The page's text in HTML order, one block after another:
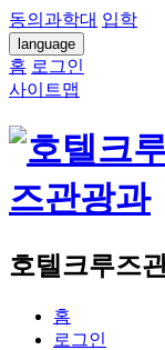
동의과학대 입학
language
홈 로그인
사이트맵
즈관광과
호텔크루즈
홈
로그인